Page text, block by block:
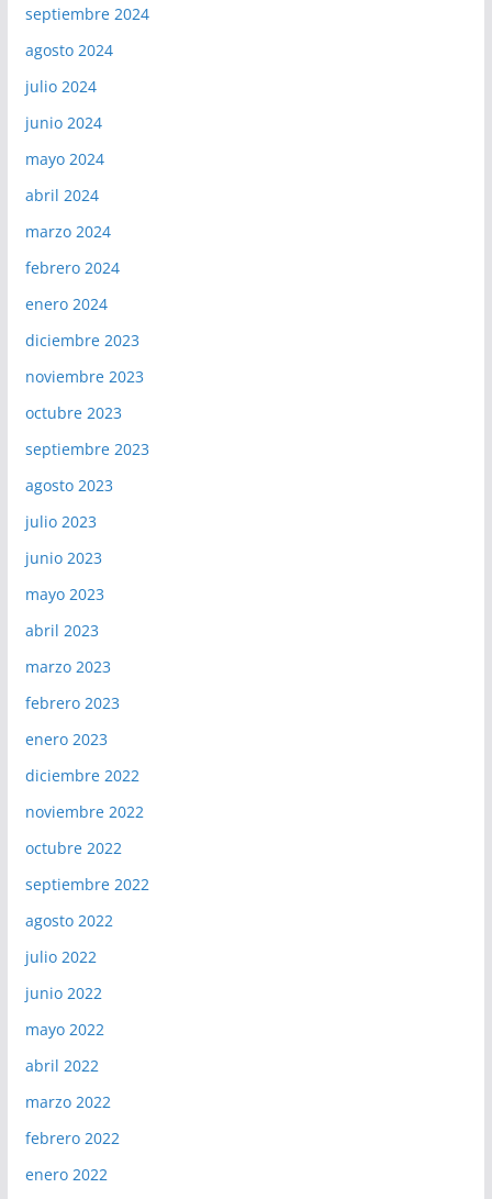
septiembre 2024
agosto 2024
julio 2024
junio 2024
mayo 2024
abril 2024
marzo 2024
febrero 2024
enero 2024
diciembre 2023
noviembre 2023
octubre 2023
septiembre 2023
agosto 2023
julio 2023
junio 2023
mayo 2023
abril 2023
marzo 2023
febrero 2023
enero 2023
diciembre 2022
noviembre 2022
octubre 2022
septiembre 2022
agosto 2022
julio 2022
junio 2022
mayo 2022
abril 2022
marzo 2022
febrero 2022
enero 2022